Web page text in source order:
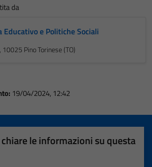
da
Educativo e Politiche Sociali
Pino Torinese (TO)
19/04/2024, 12:42
le informazioni su questa